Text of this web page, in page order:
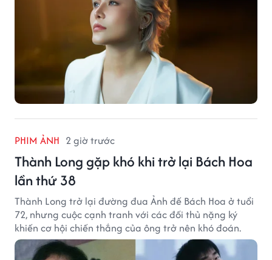
PHIM ẢNH 2 giờ trước
Thành Long gặp khó khi trở lại Bách Hoa
lần thứ 38
Thành Long trở lại đường đua Ảnh đế Bách Hoa ở tuổi
72, nhưng cuộc cạnh tranh với các đối thủ nặng ký
khiến cơ hội chiến thắng của ông trở nên khó đoán.